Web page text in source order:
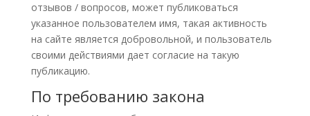
отзывов / вопросов, может публиковаться
указанное пользователем имя, такая активность
на сайте является добровольной, и пользователь
своими действиями дает согласие на такую
публикацию.
По требованию закона